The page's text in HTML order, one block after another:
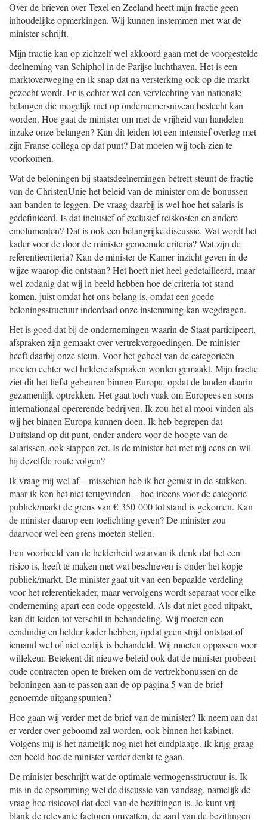
Over de brieven over Texel en Zeeland heeft mijn fractie geen
inhoudelijke opmerkingen. Wij kunnen instemmen met wat de
minister schrijft.
Mijn fractie kan op zichzelf wel akkoord gaan met de voorgestelde
deelneming van Schiphol in de Parijse luchthaven. Het is een
marktoverweging en ik snap dat na versterking ook op die markt
gezocht wordt. Er is echter wel een vervlechting van nationale
belangen die mogelijk niet op ondernemersniveau beslecht kan
worden. Hoe gaat de minister om met de vrijheid van handelen
inzake onze belangen? Kan dit leiden tot een intensief overleg met
zijn Franse collega op dat punt? Dat moeten wij toch zien te
voorkomen.
Wat de beloningen bij staatsdeelnemingen betreft steunt de fractie
van de ChristenUnie het beleid van de minister om de bonussen
aan banden te leggen. De vraag daarbij is wel hoe het salaris is
gedefinieerd. Is dat inclusief of exclusief reiskosten en andere
emolumenten? Dat is ook een belangrijke discussie. Wat wordt het
kader voor de door de minister genoemde criteria? Wat zijn de
referentiecriteria? Kan de minister de Kamer inzicht geven in de
wijze waarop die ontstaan? Het hoeft niet heel gedetailleerd, maar
wel zodanig dat wij in beeld hebben hoe de criteria tot stand
komen, juist omdat het ons belang is, omdat een goede
beloningsstructuur inderdaad onze instemming kan wegdragen.
Het is goed dat bij de ondernemingen waarin de Staat participeert,
afspraken zijn gemaakt over vertrekvergoedingen. De minister
heeft daarbij onze steun. Voor het geheel van de categorieën
moeten echter wel heldere afspraken worden gemaakt. Mijn fractie
ziet dit het liefst gebeuren binnen Europa, opdat de landen daarin
gezamenlijk optrekken. Het gaat toch vaak om Europees en soms
internationaal opererende bedrijven. Ik zou het al mooi vinden als
wij het binnen Europa kunnen doen. Ik heb begrepen dat
Duitsland op dit punt, onder andere voor de hoogte van de
salarissen, ook stappen zet. Is de minister het met mij eens en wil
hij dezelfde route volgen?
Ik vraag mij wel af – misschien heb ik het gemist in de stukken,
maar ik kon het niet terugvinden – hoe ineens voor de categorie
publiek/markt de grens van € 350 000 tot stand is gekomen. Kan
de minister daarop een toelichting geven? De minister zou
daarvoor wel een grens moeten stellen.
Een voorbeeld van de helderheid waarvan ik denk dat het een
risico is, heeft te maken met wat beschreven is onder het kopje
publiek/markt. De minister gaat uit van een bepaalde verdeling
voor het referentiekader, maar vervolgens wordt separaat voor elke
onderneming apart een code opgesteld. Als dat niet goed uitpakt,
kan dit leiden tot verschil in behandeling. Wij moeten een
eenduidig en helder kader hebben, opdat geen strijd ontstaat of
iemand wel of niet eerlijk is behandeld. Wij moeten oppassen voor
willekeur. Betekent dit nieuwe beleid ook dat de minister probeert
oude contracten open te breken om de vertrekbonussen en de
beloningen aan te passen aan de op pagina 5 van de brief
genoemde uitgangspunten?
Hoe gaan wij verder met de brief van de minister? Ik neem aan dat
er verder over geboomd zal worden, ook binnen het kabinet.
Volgens mij is het namelijk nog niet het eindplaatje. Ik krijg graag
een beeld hoe de minister verder denkt te gaan.
De minister beschrijft wat de optimale vermogensstructuur is. Ik
mis in de opsomming wel de discussie van vandaag, namelijk de
vraag hoe risicovol dat deel van de bezittingen is. Je kunt vrij
blank de relevante factoren omvatten, de aard van de bezittingen